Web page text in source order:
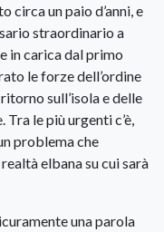
circa un paio d’anni, e
straordinario a
in carica dal primo
le forze dell’ordine
sull’isola e delle
Tra le più urgenti c’è,
problema che
elbana su cui sarà
una parola